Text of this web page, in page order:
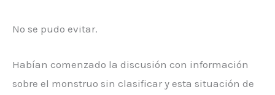
No se pudo evitar.
Habían comenzado la discusión con información
sobre el monstruo sin clasificar y esta situación de